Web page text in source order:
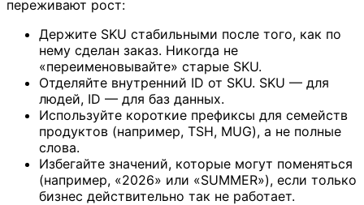
переживают рост:
Держите SKU стабильными после того, как по
нему сделан заказ. Никогда не
«переименовывайте» старые SKU.
Отделяйте внутренний ID от SKU. SKU — для
людей, ID — для баз данных.
Используйте короткие префиксы для семейств
продуктов (например, TSH, MUG), а не полные
слова.
Избегайте значений, которые могут поменяться
(например, «2026» или «SUMMER»), если только
бизнес действительно так не работает.